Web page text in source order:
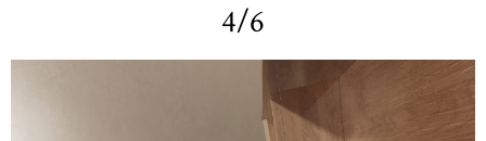
4/6